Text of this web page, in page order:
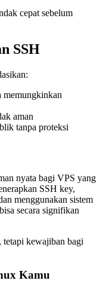
cepat sebelum
SSH
memungkinkan
aman
tanpa proteksi
nyata bagi VPS yang
SSH key,
menggunakan sistem
secara signifikan
kewajiban bagi
Kamu